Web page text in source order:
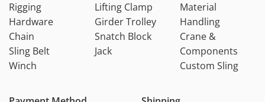
Rigging
Hardware
Chain
Sling Belt
Winch
Lifting Clamp
Girder Trolley
Snatch Block
Jack
Material
Handling
Crane &
Components
Custom Sling